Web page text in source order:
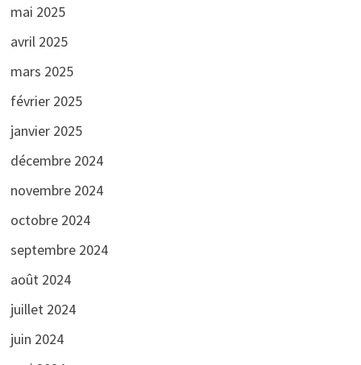
mai 2025
avril 2025
mars 2025
février 2025
janvier 2025
décembre 2024
novembre 2024
octobre 2024
septembre 2024
août 2024
juillet 2024
juin 2024